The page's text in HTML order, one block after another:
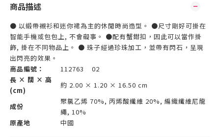
商品描述
● 以緞帶襯衫和迷你裙為主的休閒時尚造型。 ●尺寸剛好可掛在
智能手機或包包上, 不會礙事。 ●配有蟹鉗扣，因此可以當作掛
飾, 掛在不同物品上。 ● 珠子經過珍珠加工，並帶有閃石，呈現
出閃亮的效果。
商品編號：
112763 02
長 × 闊 × 高
(cm)
約 2.00 × 1.20 × 16.50 cm
成份
聚氯乙烯 70%, 丙烯酸纖維 20%, 編織纖維尼龍
繩, 10%
原產地
中國